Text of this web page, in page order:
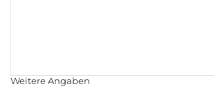
Weitere Angaben